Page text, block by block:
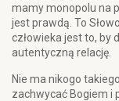
mamy monopolu na
jest prawdą. To
człowieka jest to, by
autentyczną relację.
Nie ma nikogo
zachwycać Bogiem i